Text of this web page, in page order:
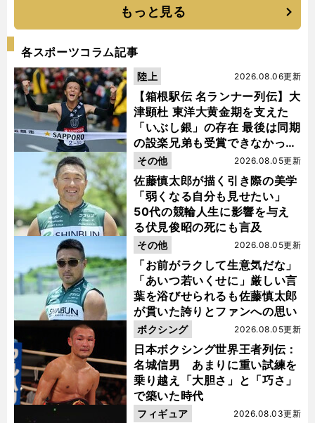
もっと見る
各スポーツコラム記事
【箱根駅伝 名ランナー列伝】大
津顕杜 東洋大黄金期を支えた
「いぶし銀」の存在 最後は同期
の設楽兄弟も受賞できなかった
金栗杯に輝く
2026.08.06更新
陸上
佐藤慎太郎が描く引き際の美学
「弱くなる自分も見せたい」
50代の競輪人生に影響を与え
る伏見俊昭の死にも言及
2026.08.05更新
その他
「お前がラクして生意気だな」
「あいつ若いくせに」厳しい言
葉を浴びせられるも佐藤慎太郎
が貫いた誇りとファンへの思い
2026.08.05更新
その他
日本ボクシング世界王者列伝：
名城信男 あまりに重い試練を
乗り越え「大胆さ」と「巧さ」
で築いた時代
2026.08.05更新
ボクシング
2026.08.03更新
フィギュア